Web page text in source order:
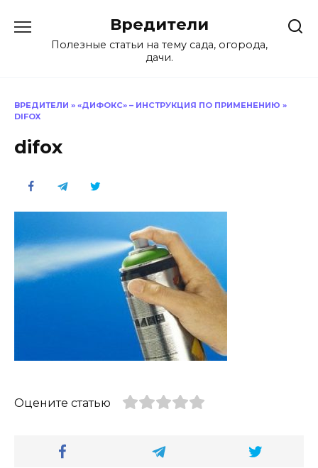
содержанию
Вредители
Полезные статьи на тему сада, огорода,
дачи.
ВРЕДИТЕЛИ » «ДИФОКС» – ИНСТРУКЦИЯ ПО ПРИМЕНЕНИЮ »
DIFOX
difox
Оцените статью